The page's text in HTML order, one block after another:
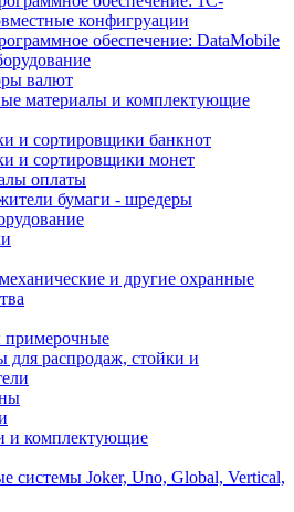
конфигруации
обеспечение: DataMobile
валют
материалы и комплектующие
и сортировщики банкнот
и сортировщики монет
оплаты
бумаги - шредеры
и другие охранные
для распродаж, стойки и
и комплектующие
системы Joker, Uno, Global, Vertical,